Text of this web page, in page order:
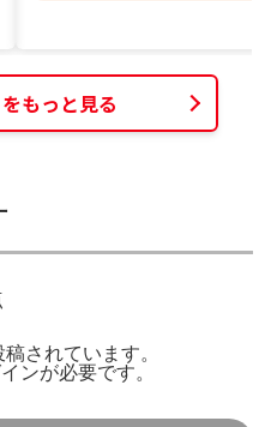
もっと見る
されています。
ンが必要です。